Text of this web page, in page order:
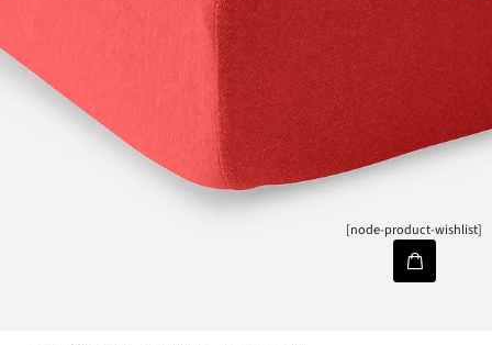
[node-product-wishlist]